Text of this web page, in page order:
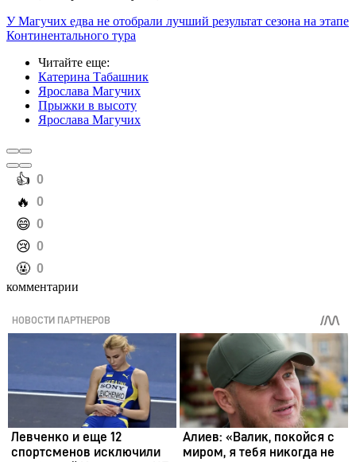
У Магучих едва не отобрали лучший результат сезона на этапе
Континентального тура
Читайте еще:
Катерина Табашник
Ярослава Магучих
Прыжки в высоту
Ярослава Магучих
️👍 0
️🔥 0
️😄 0
️😢 0
️🤬 0
комментарии